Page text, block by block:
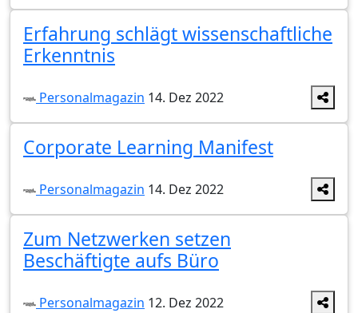
Erfahrung schlägt wissenschaftliche
Erkenntnis
Personalmagazin 14. Dez 2022
Corporate Learning Manifest
Personalmagazin 14. Dez 2022
Zum Netzwerken setzen
Beschäftigte aufs Büro
Personalmagazin 12. Dez 2022